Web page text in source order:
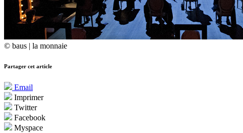
© baus | la monnaie
Partager cet article
Email
Imprimer
Twitter
Facebook
Myspace